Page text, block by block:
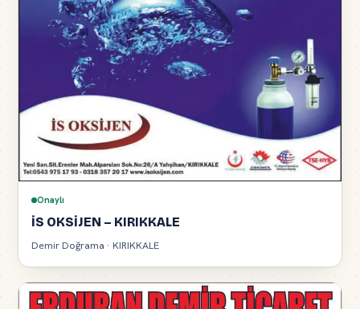
Onaylı
İS OKSİJEN – KIRIKKALE
Demir Doğrama · KIRIKKALE